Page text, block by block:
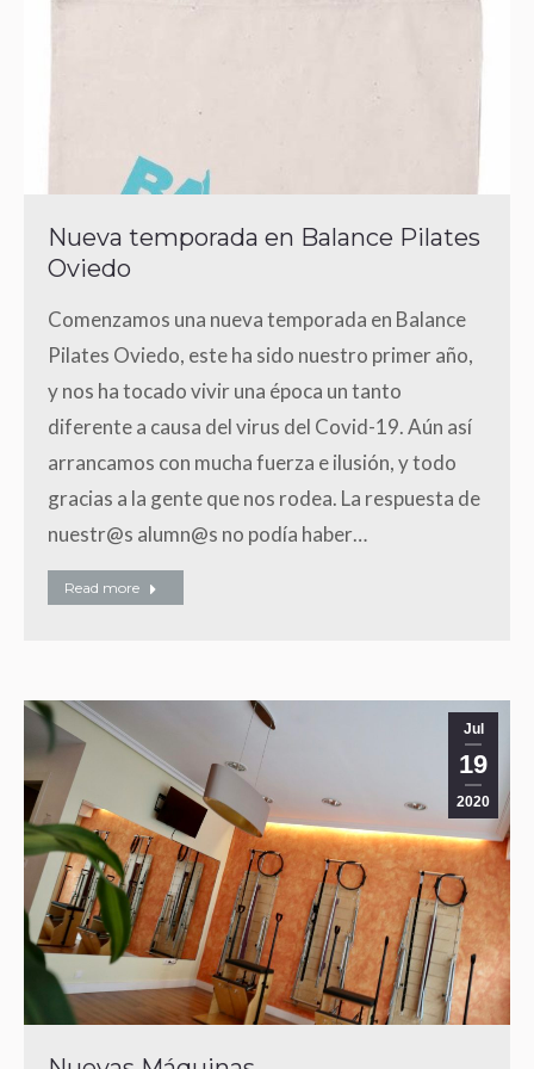
Nueva temporada en Balance Pilates
Oviedo
Comenzamos una nueva temporada en Balance
Pilates Oviedo, este ha sido nuestro primer año,
y nos ha tocado vivir una época un tanto
diferente a causa del virus del Covid-19. Aún así
arrancamos con mucha fuerza e ilusión, y todo
gracias a la gente que nos rodea. La respuesta de
nuestr@s alumn@s no podía haber…
Read more
Jul
19
2020